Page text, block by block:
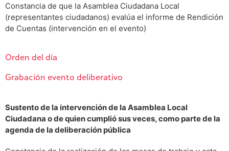
Constancia de que la Asamblea Ciudadana Local
(representantes ciudadanos) evalúa el informe de Rendición
de Cuentas (intervención en el evento)
Orden del día
Grabación evento deliberativo
Sustento de la intervención de la Asamblea Local
Ciudadana o de quien cumplió sus veces, como parte de la
agenda de la deliberación pública